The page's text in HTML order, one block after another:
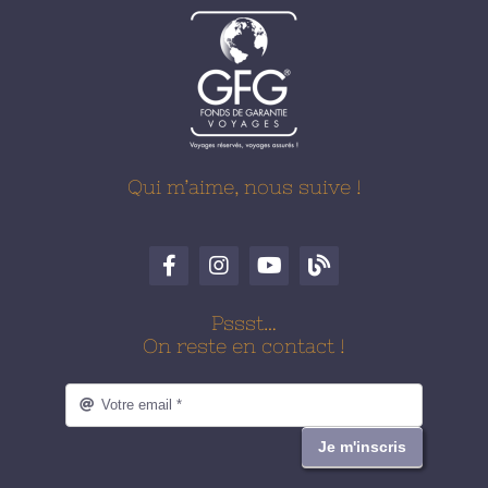
Qui m’aime, nous suive !
Pssst…
On reste en contact !
Je m'inscris